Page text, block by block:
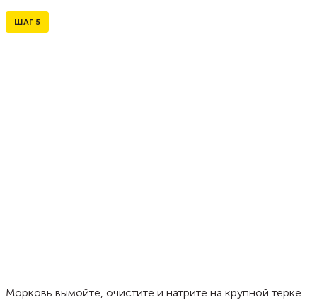
ШАГ 5
Морковь вымойте, очистите и натрите на крупной терке.